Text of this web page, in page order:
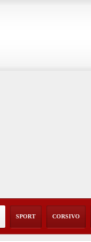
SPORT CORSIVO